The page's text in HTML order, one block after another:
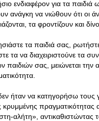
ενδιαφέρον για τα
ανάγκη να νιώθουν ότι οι
τα φροντίζουν και
τα παιδιά σας,
τα να διαχειριστούνε τα
παιδιών σας, μειώνεται
ήταν να κατηγορήσω τους
πραγματικότητας
αλήτη»,